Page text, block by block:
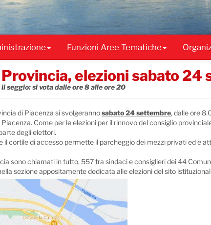
Funzioni Aree Tematiche
elezioni sabato 24
seggio: si vota dalle ore 8 alle ore 20
di Piacenza si svolgerannosabato 24 settembre, dalle ore
Come per le elezioni per il rinnovo del consiglio
degli elettori.
il cortile di accesso permette il parcheggio dei mezzi privati ed è
sono chiamati in tutto, 557 tra sindaci e consiglieri dei 44
sezione appositamente dedicata alle elezioni del sito